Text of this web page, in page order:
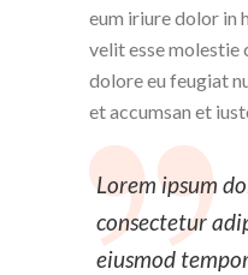
eum iriure dolor in
velit esse molestie
dolore eu feugiat
et accumsan et
Lorem ipsum
consectetur
eiusmod